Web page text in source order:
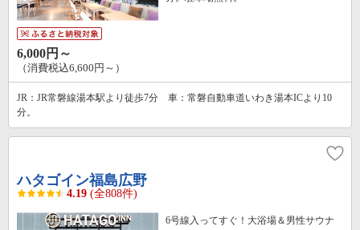
6,000円～
（消費税込6,600円～）
JR：JR常磐線湯本駅より徒歩7分 車：常磐自動車道いわき湯本ICより10
分。
ハタゴイン福島広野
4.19 (全808件)
6号線入ってすぐ！大浴場＆男性サウナ